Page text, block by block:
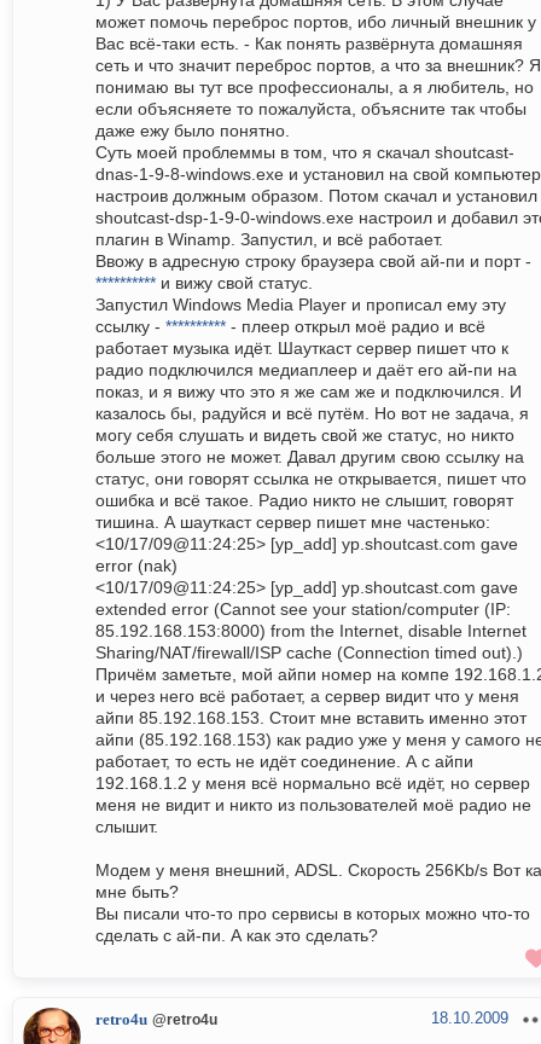
может помочь переброс портов, ибо личный внешник у
Вас всё-таки есть. - Как понять развёрнута домашняя
сеть и что значит переброс портов, а что за внешник? Я
понимаю вы тут все профессионалы, а я любитель, но
если объясняете то пожалуйста, объясните так чтобы
даже ежу было понятно.
Суть моей проблеммы в том, что я скачал shoutcast-
dnas-1-9-8-windows.exe и установил на свой компьютер
настроив должным образом. Потом скачал и установил
shoutcast-dsp-1-9-0-windows.exe настроил и добавил
плагин в Winamp. Запустил, и всё работает.
Ввожу в адресную строку браузера свой ай-пи и порт -
********** и вижу свой статус.
Запустил Windows Media Player и прописал ему эту
ссылку - ********** - плеер открыл моё радио и всё
работает музыка идёт. Шауткаст сервер пишет что к
радио подключился медиаплеер и даёт его ай-пи на
показ, и я вижу что это я же сам же и подключился. И
казалось бы, радуйся и всё путём. Но вот не задача, я
могу себя слушать и видеть свой же статус, но никто
больше этого не может. Давал другим свою ссылку на
статус, они говорят ссылка не открывается, пишет что
ошибка и всё такое. Радио никто не слышит, говорят
тишина. А шауткаст сервер пишет мне частенько:
<10/17/09@11:24:25> [yp_add] yp.shoutcast.com gave
error (nak)
<10/17/09@11:24:25> [yp_add] yp.shoutcast.com gave
extended error (Cannot see your station/computer (IP:
85.192.168.153:8000) from the Internet, disable Internet
Sharing/NAT/firewall/ISP cache (Connection timed out).)
Причём заметьте, мой айпи номер на компе
и через него всё работает, а сервер видит что у меня
айпи 85.192.168.153. Стоит мне вставить именно этот
айпи (85.192.168.153) как радио уже у меня у самого
работает, то есть не идёт соединение. А с айпи
192.168.1.2 у меня всё нормально всё идёт, но сервер
меня не видит и никто из пользователей моё радио не
слышит.
Модем у меня внешний, ADSL. Скорость 256Kb/s Вот
мне быть?
Вы писали что-то про сервисы в которых можно что-то
сделать с ай-пи. А как это сделать?
retro4u @retro4u 18.10.2009